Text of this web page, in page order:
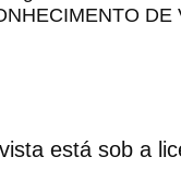
DE
está sob a